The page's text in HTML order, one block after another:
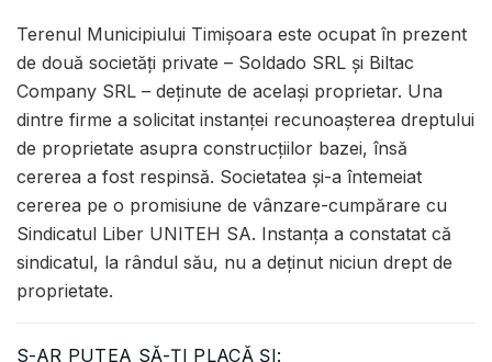
Terenul Municipiului Timișoara este ocupat în prezent
de două societăți private – Soldado SRL și Biltac
Company SRL – deținute de același proprietar. Una
dintre firme a solicitat instanței recunoașterea dreptului
de proprietate asupra construcțiilor bazei, însă
cererea a fost respinsă. Societatea și-a întemeiat
cererea pe o promisiune de vânzare-cumpărare cu
Sindicatul Liber UNITEH SA. Instanța a constatat că
sindicatul, la rândul său, nu a deținut niciun drept de
proprietate.
S-AR PUTEA SĂ-ȚI PLACĂ ȘI: